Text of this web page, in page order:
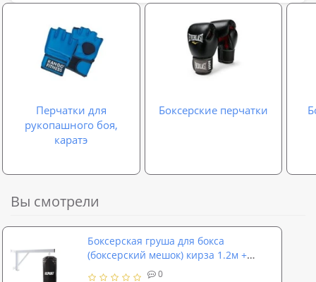
Перчатки для
рукопашного боя,
каратэ
Боксерские перчатки
Вы смотрели
Боксерская груша для бокса
(боксерский мешок) кирза 1.2м +
кронштейн (крепление) OSPORT Set
0